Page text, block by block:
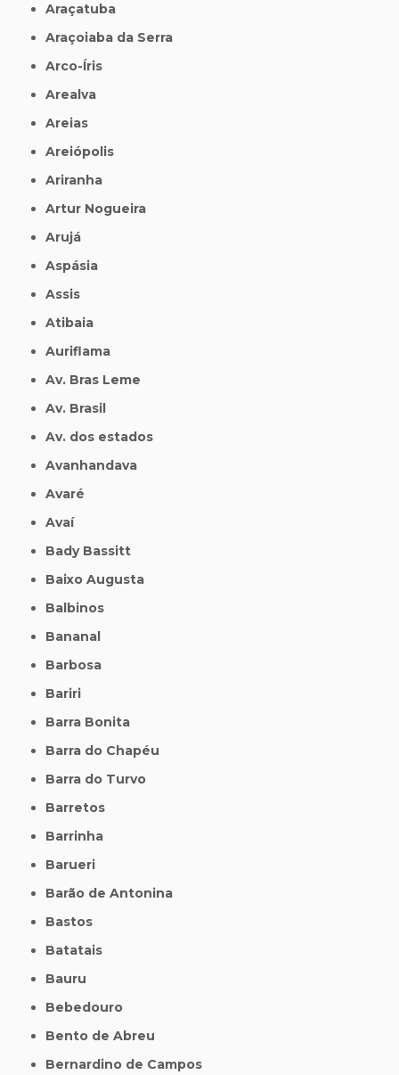
Araçatuba
Araçoiaba da Serra
Arco-Íris
Arealva
Areias
Areiópolis
Ariranha
Artur Nogueira
Arujá
Aspásia
Assis
Atibaia
Auriflama
Av. Bras Leme
Av. Brasil
Av. dos estados
Avanhandava
Avaré
Avaí
Bady Bassitt
Baixo Augusta
Balbinos
Bananal
Barbosa
Bariri
Barra Bonita
Barra do Chapéu
Barra do Turvo
Barretos
Barrinha
Barueri
Barão de Antonina
Bastos
Batatais
Bauru
Bebedouro
Bento de Abreu
Bernardino de Campos